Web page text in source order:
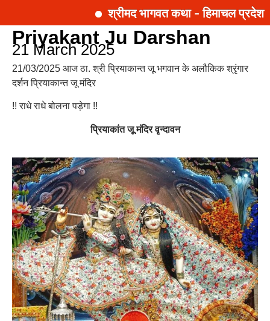
श्रीमद भागवत कथा - हिमाचल
Priyakant Ju Darshan
21 March 2025
21/03/2025 आज ठा. श्री प्रियाकान्त जू भगवान के अलौकिक श्रृंगार
दर्शन प्रियाकान्त जू मंदिर
!! राधे राधे बोलना पड़ेगा !!
प्रियाकांत जू मंदिर वृन्दावन